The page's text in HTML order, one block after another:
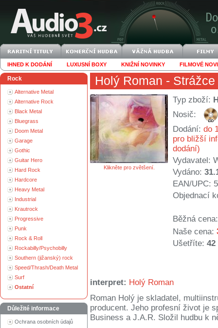
IHNED K DODÁNÍ LUXUSNÍ BOXY KNIŽNÍ NOVINKY FILMOVÉ
Rock
Alternative Metal
Alternative Rock
Black Metal
Bluegrass
Doom Metal
Garage
Gothic
Guitar Hero
Hard Rock
Hardcore
Heavy Metal
Industrial
Krautrock
Progressive
Punk
Rock & Roll
Rockabilly/Psychobilly
Southern (jižanský) rock
Speed/Thrash/Death Metal
Surf
Ostatní
Důležité informace
Ochrana osobních údajů
Holý Roman -
Klikněte pro zvětšení.
Typ zboží:
Nosič:
Dodání: do
pro bližší
dodání)
Vydavatel:
Vydáno:
EAN/UPC:
Objednací
Běžná cena:
Naše cena:
Ušetříte: 42
interpret: Holý Roman
Roman Holý je skladatel,
producent. Jeho profesní život je
Business a J.A.R. Složil hudbu k